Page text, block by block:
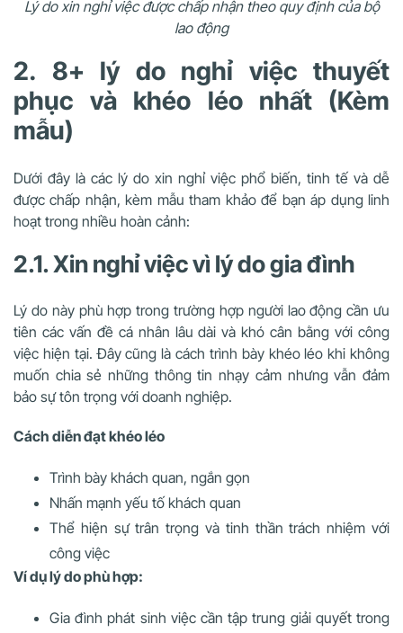
Lý do xin nghỉ việc được chấp nhận theo quy định của bộ
lao động
2. 8+ lý do nghỉ việc thuyết
phục và khéo léo nhất (Kèm
mẫu)
Dưới đây là các lý do xin nghỉ việc phổ biến, tinh tế và dễ
được chấp nhận, kèm mẫu tham khảo để bạn áp dụng linh
hoạt trong nhiều hoàn cảnh:
2.1. Xin nghỉ việc vì lý do gia đình
Lý do này phù hợp trong trường hợp người lao động cần ưu
tiên các vấn đề cá nhân lâu dài và khó cân bằng với công
việc hiện tại. Đây cũng là cách trình bày khéo léo khi không
muốn chia sẻ những thông tin nhạy cảm nhưng vẫn đảm
bảo sự tôn trọng với doanh nghiệp.
Cách diễn đạt khéo léo
Trình bày khách quan, ngắn gọn
Nhấn mạnh yếu tố khách quan
Thể hiện sự trân trọng và tinh thần trách nhiệm với
công việc
Ví dụ lý do phù hợp:
Gia đình phát sinh việc cần tập trung giải quyết trong